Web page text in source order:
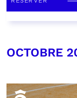
OCTOBRE